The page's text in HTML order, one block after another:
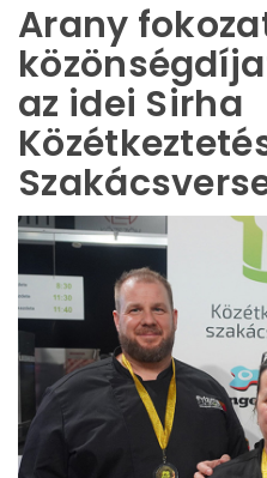
Arany
az idei Sirha